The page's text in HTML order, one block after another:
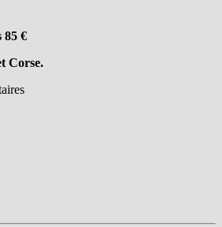
85 €
Corse.